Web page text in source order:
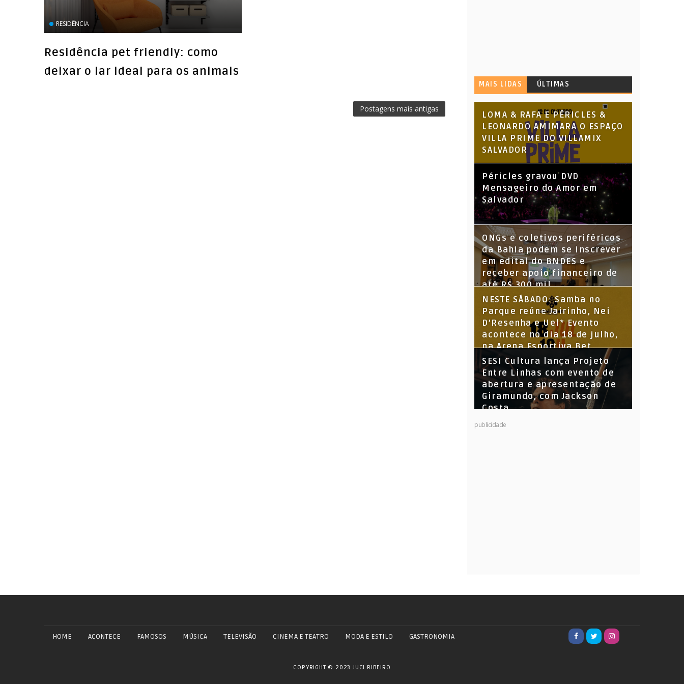
RESIDÊNCIA
Residência pet friendly: como
deixar o lar ideal para os animais
Postagens mais antigas
MAIS LIDAS ÚLTIMAS
LOMA & RAFA E PÉRICLES &
LEONARDO AMIMARA O ESPAÇO
VILLA PRIME DO VILLAMIX
SALVADOR
Péricles gravou DVD
Mensageiro do Amor em
Salvador
ONGs e coletivos periféricos
da Bahia podem se inscrever
em edital do BNDES e
receber apoio financeiro de
até R$ 300 mil
NESTE SÁBADO: Samba no
Parque reúne Jairinho, Nei
D’Resenha e Uel* Evento
acontece no dia 18 de julho,
na Arena Esportiva Bet
Parque Santiago
SESI Cultura lança Projeto
Entre Linhas com evento de
abertura e apresentação de
Giramundo, com Jackson
Costa
publicidade
HOME ACONTECE FAMOSOS MÚSICA TELEVISÃO CINEMA E TEATRO MODA E ESTILO GASTRONOMIA
COPYRIGHT © 2023 JUCI RIBEIRO